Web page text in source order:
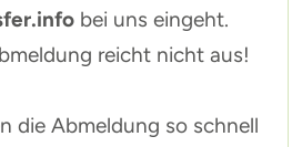
bei uns eingeht.
reicht nicht aus!
die Abmeldung so schnell